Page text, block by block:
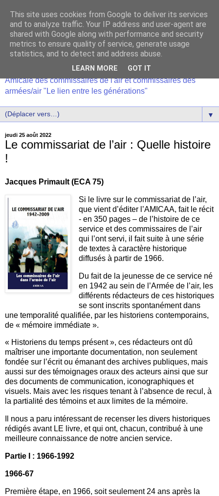
Amicale des commissaires de l'air et commissaires des
armées/air "Le lien entre les générations"
▼
jeudi 25 août 2022
Le commissariat de l’air : Quelle histoire
!
Jacques Primault (ECA 75)
Si le livre sur le commissariat de l’air,
que vient d’éditer l’AMICAA, fait le récit
- en 350 pages – de l’histoire de ce
service et des commissaires de l’air
qui l’ont servi, il fait suite à une série
de textes à caractère historique
diffusés à partir de 1966.
Du fait de la jeunesse de ce service né
en 1942 au sein de l’Armée de l’air, les
différents rédacteurs de ces historiques
se sont inscrits spontanément dans
une temporalité qualifiée, par les historiens contemporains,
de « mémoire immédiate ».
« Historiens du temps présent », ces rédacteurs ont dû
maîtriser une importante documentation, non seulement
fondée sur l’écrit ou émanant des archives publiques, mais
aussi sur des témoignages oraux des acteurs ainsi que sur
des documents de communication, iconographiques et
visuels. Mais avec les risques tenant à l’absence de recul, à
la partialité des témoins et aux limites de la mémoire.
Il nous a paru intéressant de recenser les divers historiques
rédigés avant LE livre, et qui ont, chacun, contribué à une
meilleure connaissance de notre ancien service.
Partie I : 1966-1992
1966-67
Première étape, en 1966, soit seulement 24 ans après la
This site uses cookies from Google to deliver its services
and to analyze traffic. Your IP address and user-agent are
shared with Google along with performance and security
metrics to ensure quality of service, generate usage
statistics, and to detect and address abuse.
LEARN MORE GOT IT